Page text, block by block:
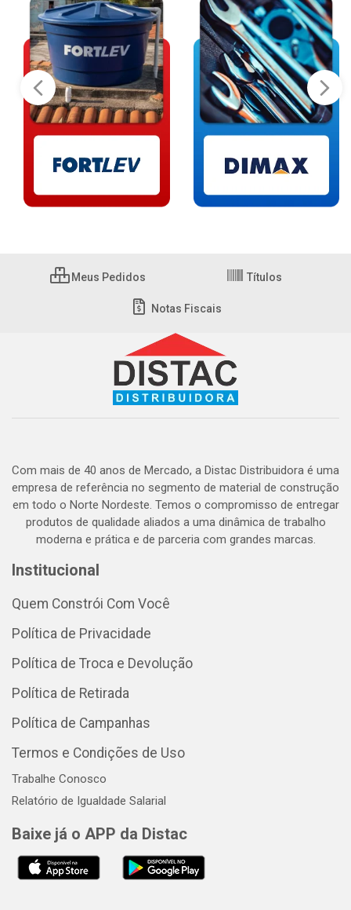
Meus Pedidos Títulos
Notas Fiscais
Com mais de 40 anos de Mercado, a Distac Distribuidora é uma
empresa de referência no segmento de material de construção
em todo o Norte Nordeste. Temos o compromisso de entregar
produtos de qualidade aliados a uma dinâmica de trabalho
moderna e prática e de parceria com grandes marcas.
Institucional
Quem Constrói Com Você
Política de Privacidade
Política de Troca e Devolução
Política de Retirada
Política de Campanhas
Termos e Condições de Uso
Trabalhe Conosco
Relatório de Igualdade Salarial
Baixe já o APP da Distac